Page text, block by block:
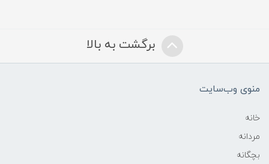
برگشت به بالا
منوی وب‌سایت
خانه
مردانه
بچگانه